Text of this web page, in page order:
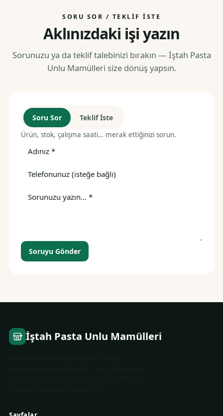
SORU SOR / TEKLIF İSTE
Aklınızdaki işi yazın
Sorunuzu ya da teklif talebinizi bırakın — İştah Pasta
Unlu Mamülleri size dönüş yapsın.
Soru Sor Teklif İste
Ürün, stok, çalışma saati… merak ettiğinizi sorun.
Soruyu Gönder
İştah Pasta Unlu Mamülleri